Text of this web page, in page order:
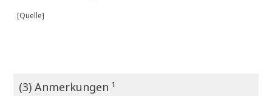
[Quelle]
(3) Anmerkungen ¹